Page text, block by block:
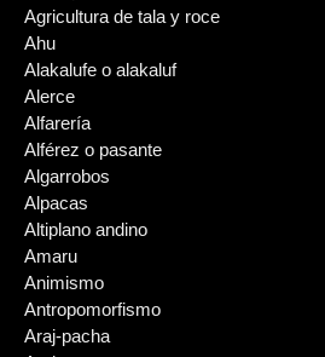
Agricultura de tala y roce
Ahu
Alakalufe o alakaluf
Alerce
Alfarería
Alférez o pasante
Algarrobos
Alpacas
Altiplano andino
Amaru
Animismo
Antropomorfismo
Araj-pacha